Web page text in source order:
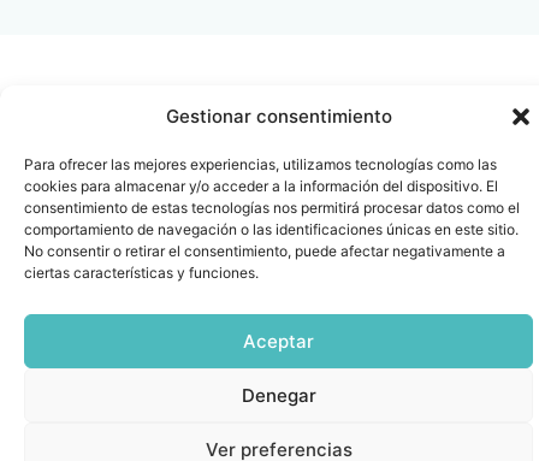
Gestionar consentimiento
Para ofrecer las mejores experiencias, utilizamos tecnologías como las
cookies para almacenar y/o acceder a la información del dispositivo. El
consentimiento de estas tecnologías nos permitirá procesar datos como el
comportamiento de navegación o las identificaciones únicas en este sitio.
No consentir o retirar el consentimiento, puede afectar negativamente a
ciertas características y funciones.
Aceptar
Denegar
Ver preferencias